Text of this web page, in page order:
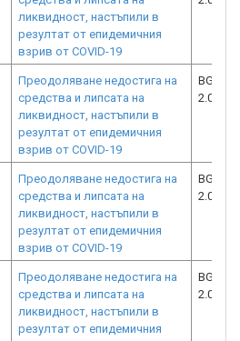
ликвидност, настъпили в
резултат от епидемичния
взрив от COVID-19
Преодоляване недостига на
средства и липсата на
ликвидност, настъпили в
резултат от епидемичния
взрив от COVID-19
2.073-
Преодоляване недостига на
средства и липсата на
ликвидност, настъпили в
резултат от епидемичния
взрив от COVID-19
2.073-
Преодоляване недостига на
средства и липсата на
ликвидност, настъпили в
резултат от епидемичния
2.073-